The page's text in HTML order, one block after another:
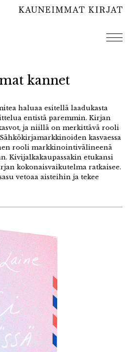
kannet
haluaa esitellä laadukasta
entistä paremmin. Kirjan
ja niillä on merkittävä rooli
kasvaessa
rooli markkinointivälineenä
Kivijalkakaupassakin etukansi
kokonaisvaikutelma ratkaisee.
vetoaa aisteihin ja tekee